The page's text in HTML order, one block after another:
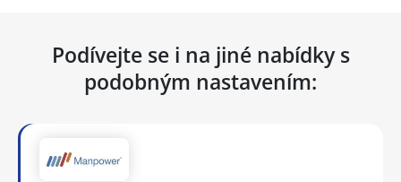
Podívejte se i na jiné nabídky s
podobným nastavením: